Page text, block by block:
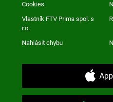
Cookies
Vlastník FTV Prima spol. s
r.o.
Nahlásit chybu